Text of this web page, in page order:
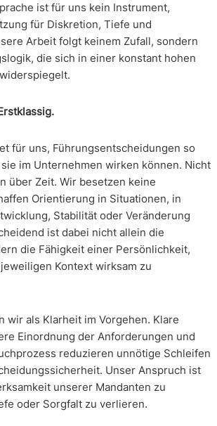
ist für uns kein Instrument,
für Diskretion, Tiefe und
Arbeit folgt keinem Zufall, sondern
die sich in einer konstant hohen
für uns, Führungsentscheidungen so
im Unternehmen wirken können. Nicht
über Zeit. Wir besetzen keine
Orientierung in Situationen, in
Stabilität oder Veränderung
ist dabei nicht allein die
die Fähigkeit einer Persönlichkeit,
Kontext wirksam zu
wir als Klarheit im Vorgehen. Klare
Einordnung der Anforderungen und
reduzieren unnötige Schleifen
Unser Anspruch ist
unserer Mandanten zu
oder Sorgfalt zu verlieren.